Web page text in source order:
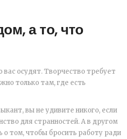
а то, что
осудят. Творчество требует
только там, где есть
вы не удивите никого, если
для странностей. А в другом
о том, чтобы бросить работу ради